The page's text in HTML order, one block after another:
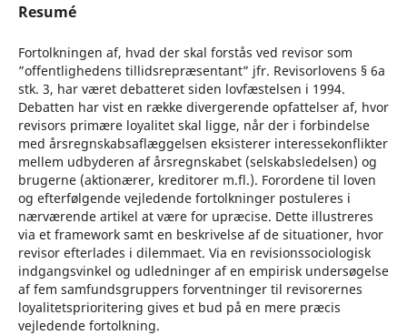
Resumé
Fortolkningen af, hvad der skal forstås ved revisor som
”offentlighedens tillidsrepræsentant” jfr. Revisorlovens § 6a
stk. 3, har været debatteret siden lovfæstelsen i 1994.
Debatten har vist en række divergerende opfattelser af, hvor
revisors primære loyalitet skal ligge, når der i forbindelse
med årsregnskabsaflæggelsen eksisterer interessekonflikter
mellem udbyderen af årsregnskabet (selskabsledelsen) og
brugerne (aktionærer, kreditorer m.fl.). Forordene til loven
og efterfølgende vejledende fortolkninger postuleres i
nærværende artikel at være for upræcise. Dette illustreres
via et framework samt en beskrivelse af de situationer, hvor
revisor efterlades i dilemmaet. Via en revisionssociologisk
indgangsvinkel og udledninger af en empirisk undersøgelse
af fem samfundsgruppers forventninger til revisorernes
loyalitetsprioritering gives et bud på en mere præcis
vejledende fortolkning.